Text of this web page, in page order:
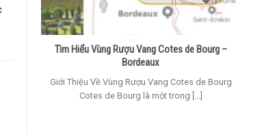
Tìm Hiểu Vùng Rượu Vang Cotes de Bourg –
Bordeaux
Giới Thiệu Về Vùng Rượu Vang Cotes de Bourg
Cotes de Bourg là một trong [...]